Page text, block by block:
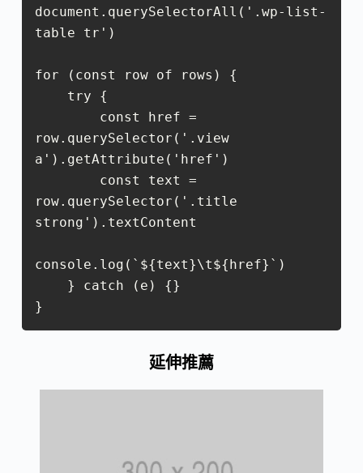
document.querySelectorAll('.wp-list-
table tr')
for (const row of rows) {
row.querySelector('.view
a').getAttribute('href')
row.querySelector('.title
strong').textContent
console.log(`${text}\t${href}`)
}
延伸推薦